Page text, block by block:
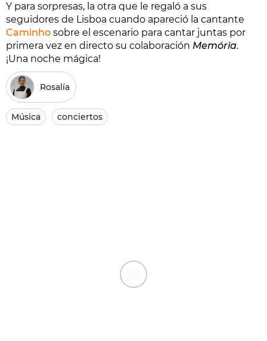
Y para sorpresas, la otra que le regaló a sus
seguidores de Lisboa cuando apareció la cantante
Caminho sobre el escenario para cantar juntas por
primera vez en directo su colaboración Memória.
¡Una noche mágica!
Rosalía
Música conciertos